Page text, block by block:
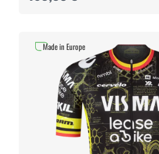
Made in Europe